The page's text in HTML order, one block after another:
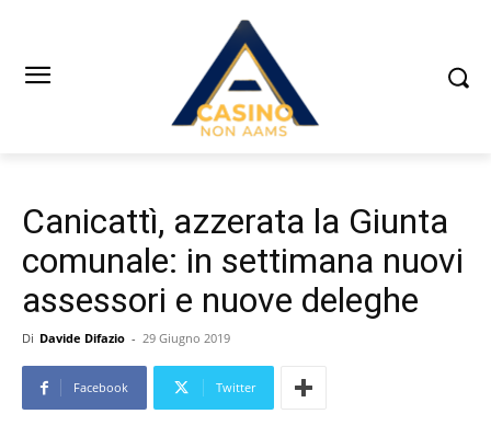
Canicattì, azzerata la Giunta
comunale: in settimana nuovi
assessori e nuove deleghe
Di Davide Difazio - 29 Giugno 2019
Facebook Twitter